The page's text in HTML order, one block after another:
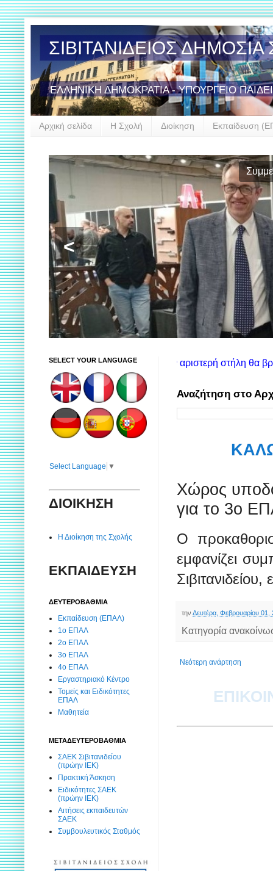
ΣΙΒΙΤΑΝΙΔΕΙΟΣ
ΕΛΛΗΝΙΚΗ ΔΗΜΟΚΡΑΤΙΑ - ΥΠΟΥΡΓΕΙΟ
Αρχική σελίδα Η Σχολή Διοίκηση Εκπαίδευση
<
χρήσης ιστοτόπου: Στην αριστερή στήλη θα βρείτε
Αναζήτηση στο
Χώρος
για το 3ο
Ο
εμφανίζει
την Δευτέρα, Φεβρουαρίου 01,
Κατηγορία
Νεότερη ανάρτηση
SELECT YOUR LANGUAGE
Select Language ▼
ΔΙΟΙΚΗΣΗ
Η Διοίκηση της Σχολής
ΕΚΠΑΙΔΕΥΣΗ
ΔΕΥΤΕΡΟΒΑΘΜΙΑ
Εκπαίδευση (ΕΠΑΛ)
1ο ΕΠΑΛ
2ο ΕΠΑΛ
3ο ΕΠΑΛ
4ο ΕΠΑΛ
Εργαστηριακό Κέντρο
Τομείς και Ειδικότητες
ΕΠΑΛ
Μαθητεία
ΜΕΤΑΔΕΥΤΕΡΟΒΑΘΜΙΑ
ΣΑΕΚ Σιβιτανιδείου
(πρώην ΙΕΚ)
Πρακτική Άσκηση
Ειδικότητες ΣΑΕΚ
(πρώην ΙΕΚ)
Αιτήσεις εκπαιδευτών
ΣΑΕΚ
Συμβουλευτικός Σταθμός